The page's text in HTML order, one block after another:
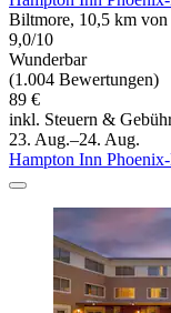
Biltmore, 10,5 km
9,0/10
Wunderbar
(1.004 Bewertungen)
89 €
inkl. Steuern &
23. Aug.–24. Aug.
Hampton Inn